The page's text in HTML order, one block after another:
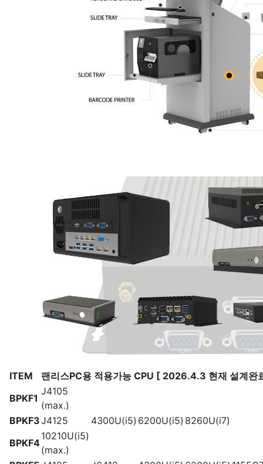
ITEM
팬리스PC용 적용가능 CPU [ 2026.4.3 현재 설계완
BPKF1
J4105
(max.)
BPKF3J4125 4300U(i5) 6200U(i5) 8260U(i7)
BPKF4
10210U(i5)
(max.)